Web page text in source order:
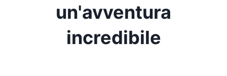
un'avventura
incredibile